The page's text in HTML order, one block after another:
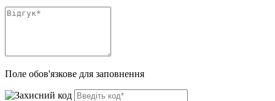
Поле обов'язкове для заповнення